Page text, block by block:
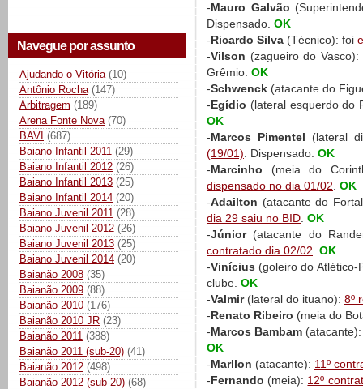
Navegue por assunto
Ajudando o Vitória (10)
Antônio Rocha (147)
Arbitragem (189)
Arena Fonte Nova (70)
BAVI (687)
Baiano Infantil 2011 (29)
Baiano Infantil 2012 (26)
Baiano Infantil 2013 (25)
Baiano Infantil 2014 (20)
Baiano Juvenil 2011 (28)
Baiano Juvenil 2012 (26)
Baiano Juvenil 2013 (25)
Baiano Juvenil 2014 (20)
Baianão 2008 (35)
Baianão 2009 (88)
Baianão 2010 (176)
Baianão 2010 JR (23)
Baianão 2011 (388)
Baianão 2011 (sub-20) (41)
Baianão 2012 (498)
Baianão 2012 (sub-20) (68)
-Mauro Galvão
Dispensado. OK
-Ricardo Silva (Técnico): foi
-Vilson (zagueiro do Vasco):
Grêmio. OK
-Schwenck (atacante do
-Egídio (lateral esquerdo do
OK
-Marcos Pimentel (lateral
(19/01). Dispensado. OK
-Marcinho (meia do
dispensado no dia 01/02. OK
-Adailton (atacante do
dia 29 saiu no BID. OK
-Júnior(atacante do
contratado dia 02/02. OK
-Vinícius (goleiro do Atlético-
clube. OK
-Valmir(lateral do ituano): 8º
-Renato Ribeiro (meia do
-Marcos Bambam
OK
-Marllon (atacante): 11º
-Fernando (meia): 12º